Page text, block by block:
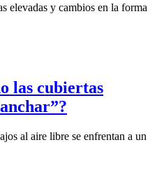
elevadas y cambios en la forma
las cubiertas
al aire libre se enfrentan a un